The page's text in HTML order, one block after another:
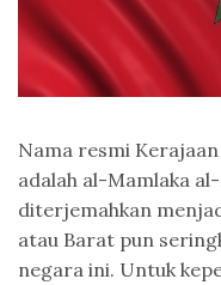
Nama resmi
adalah al-Mamlaka
diterjemahkan
atau Barat pun
negara ini. Untuk